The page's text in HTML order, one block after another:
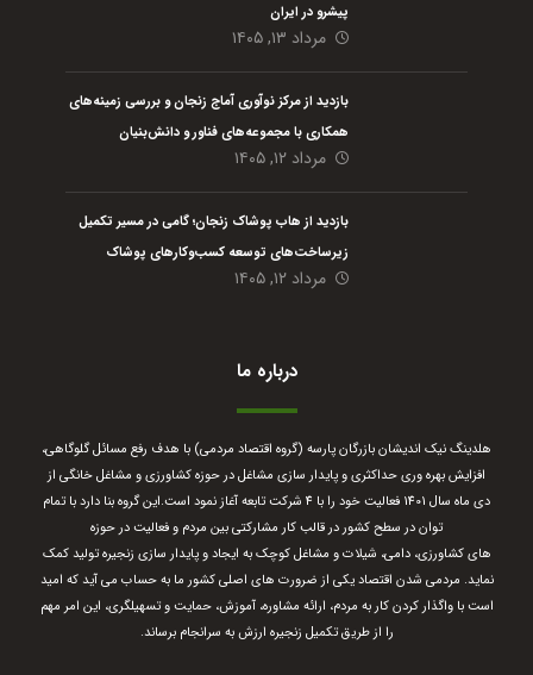
پیشرو در ایران
مرداد ۱۳, ۱۴۰۵
بازدید از مرکز نوآوری آماج زنجان و بررسی زمینه‌های
همکاری با مجموعه‌های فناور و دانش‌بنیان
مرداد ۱۲, ۱۴۰۵
بازدید از هاب پوشاک زنجان؛ گامی در مسیر تکمیل
زیرساخت‌های توسعه کسب‌وکارهای پوشاک
مرداد ۱۲, ۱۴۰۵
درباره ما
هلدینگ نیک اندیشان بازرگان پارسه (گروه اقتصاد مردمی) با هدف رفع مسائل گلوگاهی،
افزایش بهره وری حداکثری و پایدار سازی مشاغل در حوزه کشاورزی و مشاغل خانگی از
دی ماه سال 1401 فعالیت خود را با 4 شرکت تابعه آغاز نمود است.
این گروه بنا دارد با تمام
توان در سطح کشور در قالب کار مشارکتی بین مردم و فعالیت در حوزه
های کشاورزی، دامی، شیلات و مشاغل کوچک به ایجاد و پایدار سازی زنجیره تولید کمک
نماید. مردمی شدن اقتصاد یکی از ضرورت های اصلی کشور ما به حساب می آید که امید
است با واگذار کردن کار به مردم، ارائه مشاوره، آموزش، حمایت و تسهیلگری، این امر مهم
را از طریق تکمیل زنجیره ارزش به سرانجام برساند.